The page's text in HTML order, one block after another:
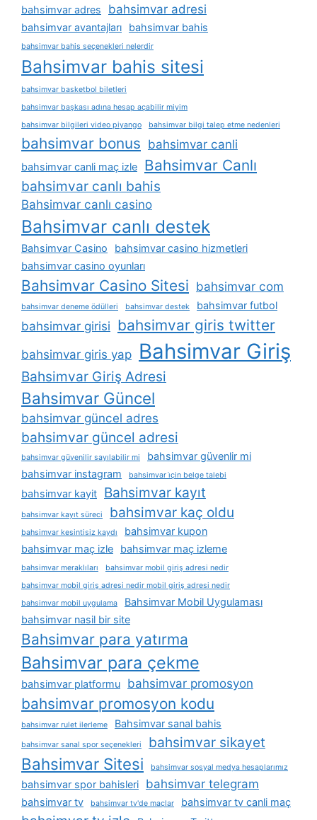
bahsimvar adres bahsimvar adresi
bahsimvar avantajları bahsimvar bahis
bahsimvar bahis seçenekleri nelerdir
Bahsimvar bahis sitesi
bahsimvar basketbol biletleri
bahsimvar başkası adına hesap açabilir miyim
bahsimvar bilgileri video piyango
bahsimvar bilgi talep etme nedenleri
bahsimvar bonus bahsimvar canli
bahsimvar canli maç izle Bahsimvar Canlı
bahsimvar canlı bahis
Bahsimvar canlı casino
Bahsimvar canlı destek
Bahsimvar Casino
bahsimvar casino hizmetleri
bahsimvar casino oyunları
Bahsimvar Casino Sitesi bahsimvar com
bahsimvar deneme ödülleri bahsimvar destek bahsimvar futbol
bahsimvar girisi bahsimvar giris twitter
bahsimvar giris yap Bahsimvar Giriş
Bahsimvar Giriş Adresi
Bahsimvar Güncel
bahsimvar güncel adres
bahsimvar güncel adresi
bahsimvar güvenilir sayılabilir mi
bahsimvar güvenlir mi
bahsimvar instagram
bahsimvar i̇çin belge talebi
bahsimvar kayit Bahsimvar kayıt
bahsimvar kayıt süreci bahsimvar kaç oldu
bahsimvar kesintisiz kaydı
bahsimvar kupon
bahsimvar maç izle
bahsimvar maç izleme
bahsimvar meraklıları
bahsimvar mobil giriş adresi nedir
bahsimvar mobil giriş adresi nedir mobil giriş adresi nedir
bahsimvar mobil uygulama
Bahsimvar Mobil Uygulaması
bahsimvar nasil bir site
Bahsimvar para yatırma
Bahsimvar para çekme
bahsimvar platformu bahsimvar promosyon
bahsimvar promosyon kodu
bahsimvar rulet ilerleme Bahsimvar sanal bahis
bahsimvar sanal spor seçenekleri bahsimvar sikayet
Bahsimvar Sitesi bahsimvar sosyal medya hesaplarımız
bahsimvar spor bahisleri bahsimvar telegram
bahsimvar tv bahsimvar tv'de maçlar bahsimvar tv canli maç